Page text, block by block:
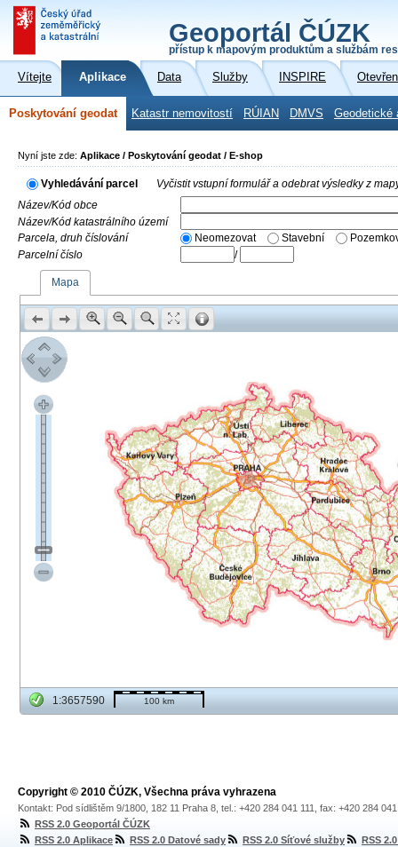
Geoportál ČÚZK
přístup k mapovým produktům a službám
Vítejte Aplikace Data Služby INSPIRE
Poskytování geodat Katastr nemovitostí RÚIAN DMVS Geodetické
Nyní jste zde: Aplikace / Poskytování geodat / E-shop
Vyhledávání parcel
Vyčistit vstupní formulář a odebrat výsledky z
Název/Kód obce
Název/Kód katastrálního území
Parcela, druh číslování
Neomezovat Stavební
Parcelní číslo
/
Mapa
1:3657590 100 km
Copyright © 2010 ČÚZK, Všechna práva vyhrazena
Kontakt: Pod sídlištěm 9/1800, 182 11 Praha 8, tel.: +420 284 041 111, fax: +420 284
RSS 2.0 Geoportál ČÚZK
RSS 2.0 Aplikace
RSS 2.0 Datové sady RSS 2.0 Síťové služby RSS